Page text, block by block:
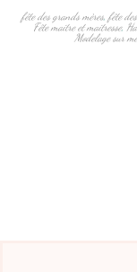
fête des grands mères, fête
Fête maitre et maitresse,
Modelage sur